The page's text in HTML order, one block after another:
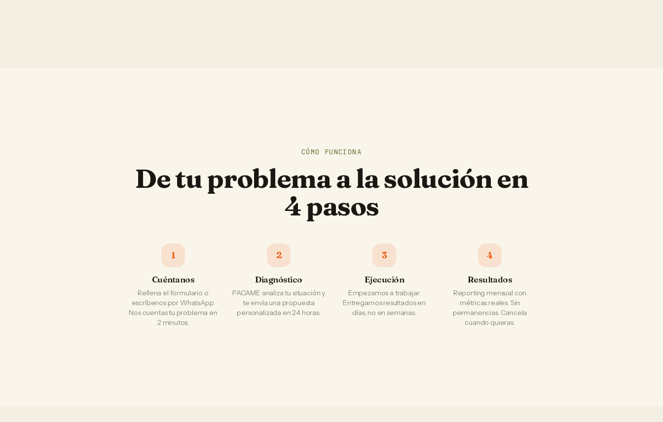
CÓMO FUNCIONA
De tu problema a la solución en
4 pasos
1
Cuéntanos
Rellena el formulario o
escríbenos por WhatsApp.
Nos cuentas tu problema en
2 minutos.
2
Diagnóstico
PACAME analiza tu situación y
te envía una propuesta
personalizada en 24 horas.
3
Ejecución
Empezamos a trabajar.
Entregamos resultados en
días, no en semanas.
4
Resultados
Reporting mensual con
métricas reales. Sin
permanencias. Cancela
cuando quieras.